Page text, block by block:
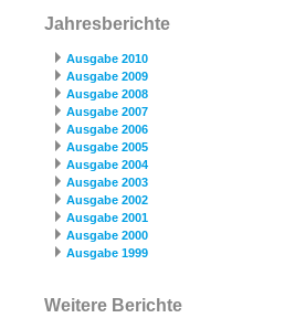
Jahresberichte
Ausgabe 2010
Ausgabe 2009
Ausgabe 2008
Ausgabe 2007
Ausgabe 2006
Ausgabe 2005
Ausgabe 2004
Ausgabe 2003
Ausgabe 2002
Ausgabe 2001
Ausgabe 2000
Ausgabe 1999
Weitere Berichte